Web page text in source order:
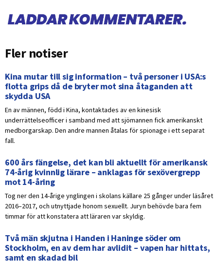
Fler notiser
Kina mutar till sig information – två personer i USA:s
flotta grips då de bryter mot sina åtaganden att
skydda USA
En av männen, född i Kina, kontaktades av en kinesisk
underrättelseofficer i samband med att sjömannen fick amerikanskt
medborgarskap. Den andre mannen åtalas för spionage i ett separat
fall.
600 års fängelse, det kan bli aktuellt för amerikansk
74-årig kvinnlig lärare – anklagas för sexövergrepp
mot 14-åring
Tog ner den 14-årige ynglingen i skolans källare 25 gånger under läsåret
2016–2017, och utnyttjade honom sexuellt. Juryn behövde bara fem
timmar för att konstatera att läraren var skyldig.
Två män skjutna i Handen i Haninge söder om
Stockholm, en av dem har avlidit – vapen har hittats,
samt en skadad bil